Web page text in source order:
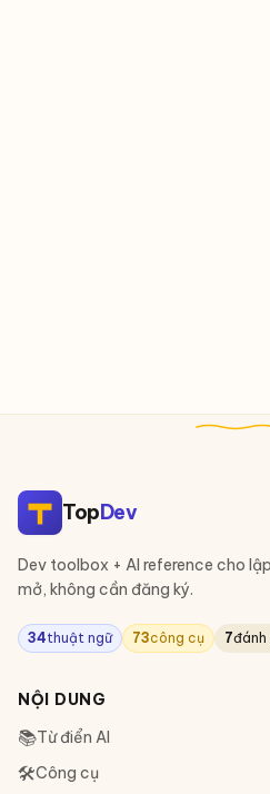
TopDev
Dev toolbox + AI reference cho
mở, không cần đăng ký.
34thuật ngữ 73công cụ 7đánh
NỘI DUNG
📚Từ điển AI
🛠Công cụ